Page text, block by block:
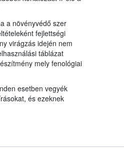
a növényvédő szer
fejlettségi
virágzás idején nem
táblázat
mely fenológiai
esetben vegyék
és ezeknek